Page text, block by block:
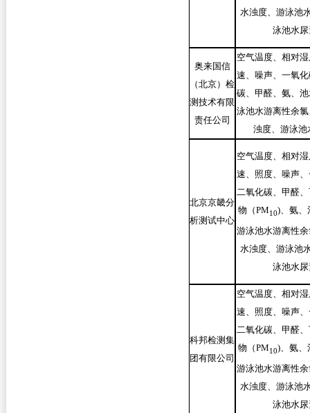
水浊度、游泳池
泳池水尿
奥来国信
（北京）检
测技术有限
责任公司
空气温度、相对
速、噪声、一氧
碳、甲醛、氨、
泳池水游离性余
浊度、游泳池
北京京畿分
析测试中心
空气温度、相对
速、照度、噪声
二氧化碳、甲醛
物（PM10)、氨、
游泳池水游离性
水浊度、游泳池
泳池水尿
科邦检测集
团有限公司
空气温度、相对
速、照度、噪声
二氧化碳、甲醛
物（PM10)、氨、
游泳池水游离性
水浊度、游泳池
泳池水尿